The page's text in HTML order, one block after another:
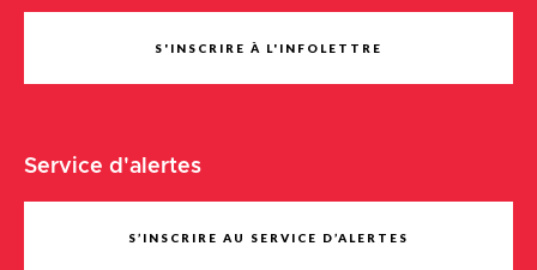
S'INSCRIRE À L'INFOLETTRE
Service d'alertes
S’INSCRIRE AU SERVICE D’ALERTES